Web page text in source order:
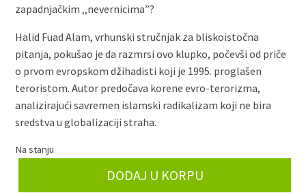
zapadnjačkim ‚‚nevernicima”?
Halid Fuad Alam, vrhunski stručnjak za bliskoistočna
pitanja, pokušao je da razmrsi ovo klupko, počevši od priče
o prvom evropskom džihadisti koji je 1995. proglašen
teroristom. Autor predočava korene evro-terorizma,
analizirajući savremen islamski radikalizam koji ne bira
sredstva u globalizaciji straha.
Na stanju
DODAJ U KORPU